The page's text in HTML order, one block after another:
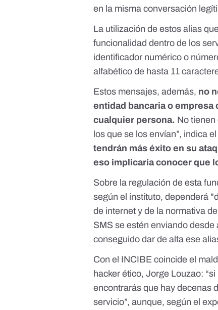
en la misma conversación
La utilización de estos alias
funcionalidad dentro de los
identificador numérico o
alfabético de hasta 11
Estos mensajes, además, no
entidad bancaria o
cualquier persona. No
los que se los envían”, indica
tendrán más éxito en su
eso implicaría conocer que
Sobre la regulación de esta
según el instituto, dependerá
de internet y de la normativa
SMS se estén enviando
conseguido dar de alta ese
Con el INCIBE coincide el
hacker ético, Jorge Louzao:
encontrarás que hay decenas
servicio”, aunque, según el